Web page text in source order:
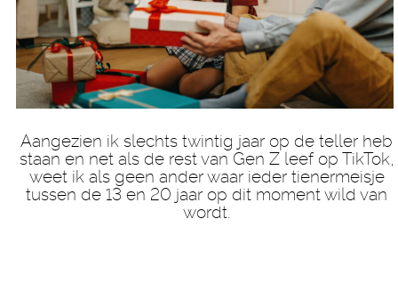
Aangezien ik slechts twintig jaar op de teller heb
staan en net als de rest van Gen Z leef op TikTok,
weet ik als geen ander waar ieder tienermeisje
tussen de 13 en 20 jaar op dit moment wild van
wordt.